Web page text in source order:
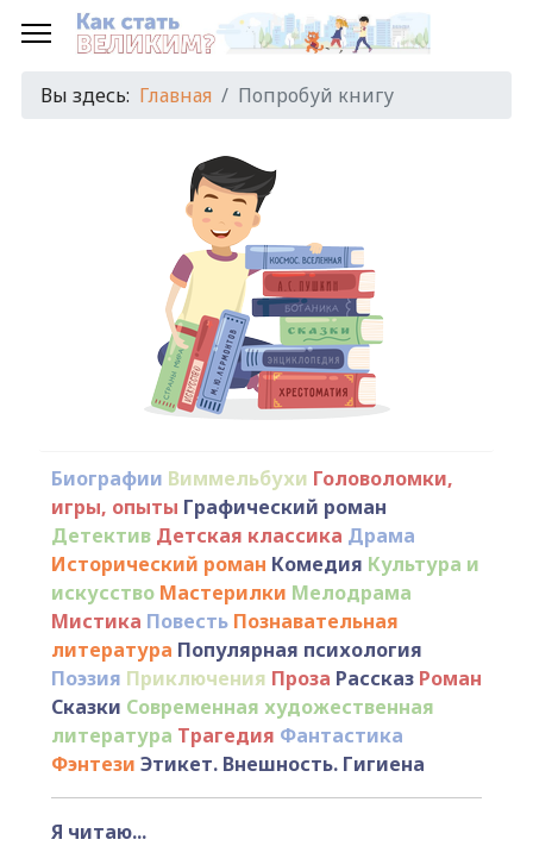
Вы здесь: Главная Попробуй книгу
Биографии Виммельбухи Головоломки,
игры, опыты Графический роман
Детектив Детская классика Драма
Исторический роман Комедия Культура и
искусство Мастерилки Мелодрама
Мистика Повесть Познавательная
литература Популярная психология
Поэзия Приключения Проза Рассказ Роман
Сказки Современная художественная
литература Трагедия Фантастика
Фэнтези Этикет. Внешность. Гигиена
Я читаю...